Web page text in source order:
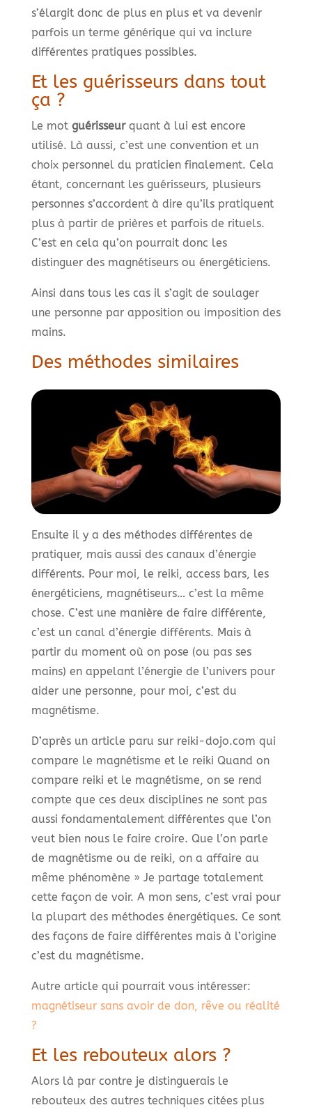
s’élargit donc de plus en plus et va devenir
parfois un terme générique qui va inclure
différentes pratiques possibles.
Et les guérisseurs dans tout
ça ?
Le mot guérisseurquant à lui est encore
utilisé. Là aussi, c’est une convention et un
choix personnel du praticien finalement. Cela
étant, concernant les guérisseurs, plusieurs
personnes s’accordent à dire qu’ils pratiquent
plus à partir de prières et parfois de rituels.
C’est en cela qu’on pourrait donc les
distinguer des magnétiseurs ou énergéticiens.
Ainsi dans tous les cas il s’agit de soulager
une personne par apposition ou imposition des
mains.
Des méthodes similaires
Ensuite il y a des méthodes différentes de
pratiquer, mais aussi des canaux d’énergie
différents. Pour moi, le reiki, access bars, les
énergéticiens, magnétiseurs… c’est la même
chose. C’est une manière de faire différente,
c’est un canal d’énergie différents. Mais à
partir du moment où on pose (ou pas ses
mains) en appelant l’énergie de l’univers pour
aider une personne, pour moi, c’est du
magnétisme.
D’après un article paru sur reiki-dojo.com qui
compare le magnétisme et le reiki Quand on
compare reiki et le magnétisme, on se rend
compte que ces deux disciplines ne sont pas
aussi fondamentalement différentes que l’on
veut bien nous le faire croire. Que l’on parle
de magnétisme ou de reiki, on a affaire au
même phénomène » Je partage totalement
cette façon de voir. A mon sens, c’est vrai pour
la plupart des méthodes énergétiques. Ce sont
des façons de faire différentes mais à l’origine
c’est du magnétisme.
Autre article qui pourrait vous intéresser:
magnétiseur sans avoir de don, rêve ou réalité
?
Et les rebouteux alors ?
Alors là par contre je distinguerais le
rebouteux des autres techniques citées plus